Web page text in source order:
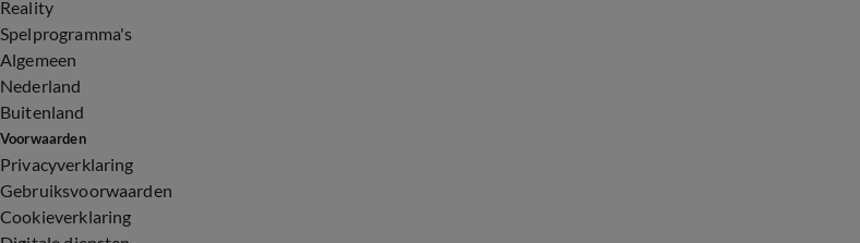
Reality
Spelprogramma's
Algemeen
Nederland
Buitenland
Voorwaarden
Privacyverklaring
Gebruiksvoorwaarden
Cookieverklaring